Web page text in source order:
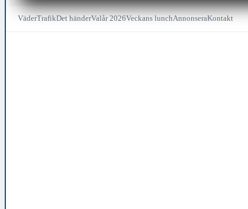
VäderTrafikDet händerValår 2026Veckans lunchAnnonseraKontakt